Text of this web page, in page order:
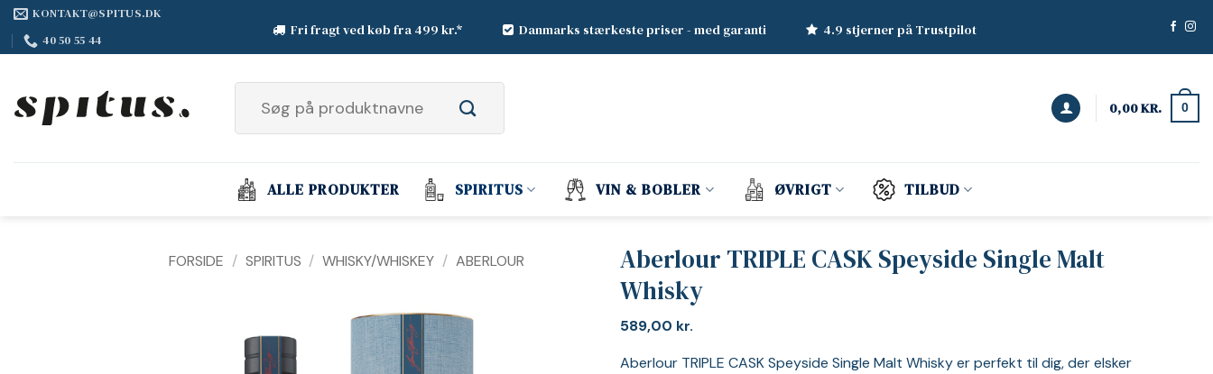
Fortsæt
indhold
KONTAKT@SPITUS.DK
40 50 55 44
Fri fragt ved køb fra 499 kr.* Danmarks stærkeste priser - med garanti 4.9 stjerner på Trustpilot
efter:
0,00KR. 0
ALLE PRODUKTER SPIRITUS VIN & BOBLER ØVRIGT TILBUD
FORSIDE / SPIRITUS / WHISKY/WHISKEY / ABERLOUR
Aberlour TRIPLE CASK Speyside Single Malt
Whisky
589,00 kr.
Aberlour TRIPLE CASK Speyside Single Malt Whisky er perfekt til dig, der elsker